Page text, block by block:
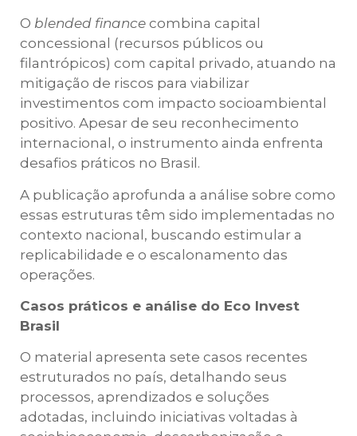
O blended finance combina capital
concessional (recursos públicos ou
filantrópicos) com capital privado, atuando na
mitigação de riscos para viabilizar
investimentos com impacto socioambiental
positivo. Apesar de seu reconhecimento
internacional, o instrumento ainda enfrenta
desafios práticos no Brasil.
A publicação aprofunda a análise sobre como
essas estruturas têm sido implementadas no
contexto nacional, buscando estimular a
replicabilidade e o escalonamento das
operações.
Casos práticos e análise do Eco Invest
Brasil
O material apresenta sete casos recentes
estruturados no país, detalhando seus
processos, aprendizados e soluções
adotadas, incluindo iniciativas voltadas à